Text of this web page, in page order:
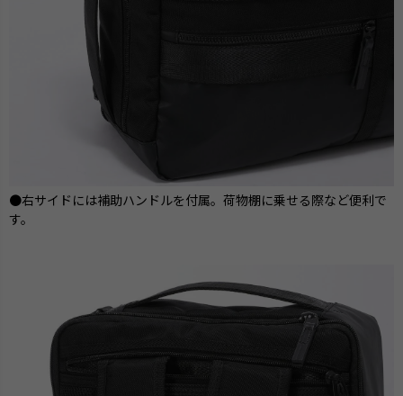
●右サイドには補助ハンドルを付属。荷物棚に乗せる際など便利で
す。